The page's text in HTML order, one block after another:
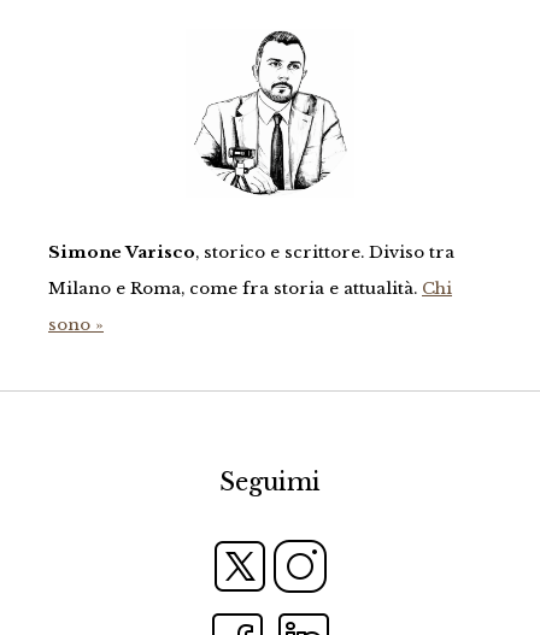
Simone Varisco, storico e scrittore. Diviso tra
Milano e Roma, come fra storia e attualità. Chi
sono »
Seguimi